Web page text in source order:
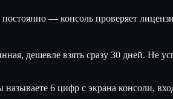
— консоль проверяет
дешевле взять сразу 30 дней. Не
6 цифр с экрана консоли,